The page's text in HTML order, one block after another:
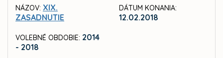
NÁZOV: XIX.
ZASADNUTIE
VOLEBNÉ OBDOBIE: 2014
- 2018
DÁTUM KONANIA:
12.02.2018